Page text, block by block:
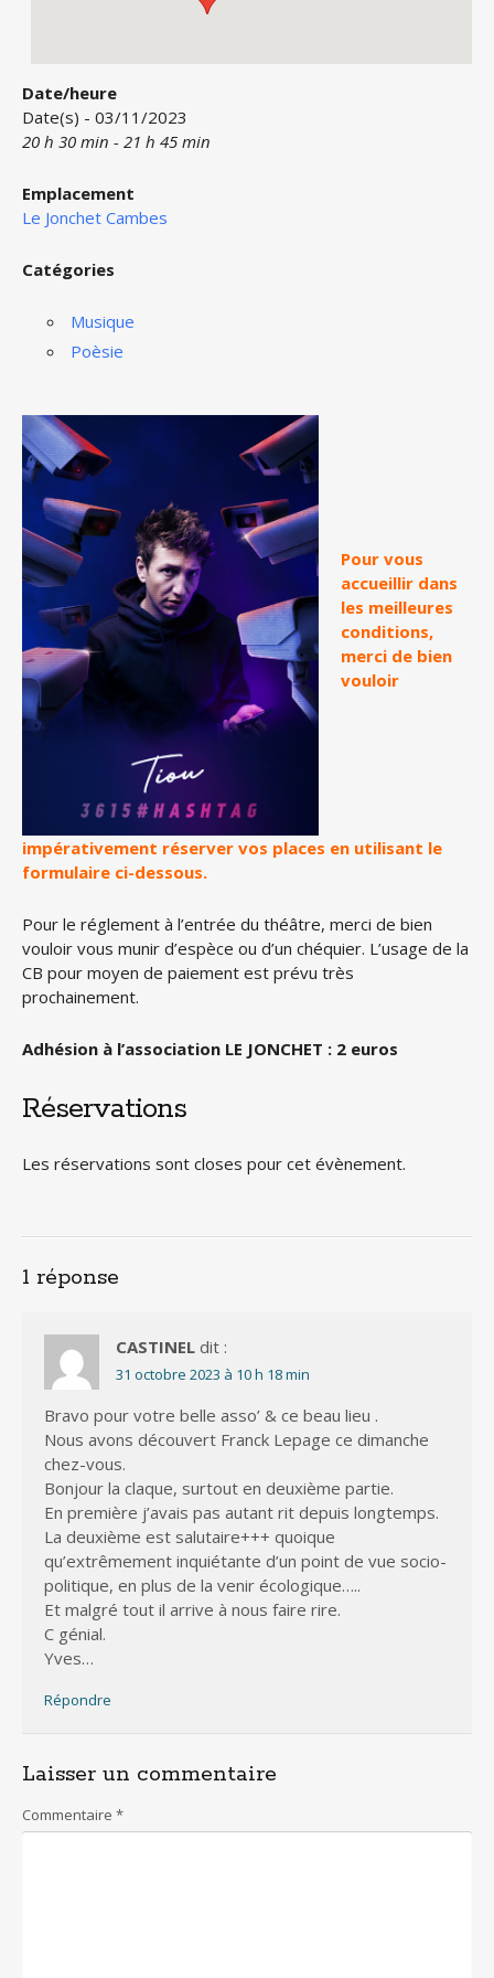
Date/heure
Date(s) - 03/11/2023
20 h 30 min - 21 h 45 min
Emplacement
Le Jonchet Cambes
Catégories
Musique
Poèsie
Pour vous
accueillir dans
les meilleures
conditions,
merci de bien
vouloir
impérativement réserver vos places en utilisant le
formulaire ci-dessous.
Pour le réglement à l’entrée du théâtre, merci de bien
vouloir vous munir d’espèce ou d’un chéquier. L’usage de la
CB pour moyen de paiement est prévu très
prochainement.
Adhésion à l’association LE JONCHET : 2 euros
Réservations
Les réservations sont closes pour cet évènement.
1 réponse
CASTINEL dit :
31 octobre 2023 à 10 h 18 min
Bravo pour votre belle asso’ & ce beau lieu .
Nous avons découvert Franck Lepage ce dimanche
chez-vous.
Bonjour la claque, surtout en deuxième partie.
En première j’avais pas autant rit depuis longtemps.
La deuxième est salutaire+++ quoique
qu’extrêmement inquiétante d’un point de vue socio-
politique, en plus de la venir écologique…..
Et malgré tout il arrive à nous faire rire.
C génial.
Yves…
Répondre
Laisser un commentaire
Commentaire *